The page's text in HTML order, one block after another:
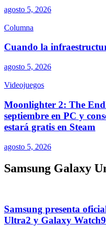
agosto 5, 2026
Columna
Cuando la
agosto 5, 2026
Videojuegos
Moonlighter 2: The
septiembre en PC y
estará gratis en Steam
agosto 5, 2026
Samsung Galaxy
Samsung presenta
Ultra2 y Galaxy